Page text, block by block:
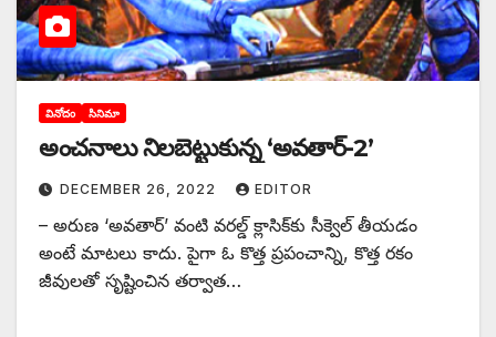
వినోదం సినిమా
అం‌చనాలు నిలబెట్టుకున్న ‘అవతార్‌-2’
DECEMBER 26, 2022 EDITOR
– అరుణ ‘అవతార్‌’ ‌వంటి వరల్డ్ ‌క్లాసిక్‌కు సీక్వెల్‌ ‌తీయడం
అంటే మాటలు కాదు. పైగా ఓ కొత్త ప్రపంచాన్ని, కొత్త రకం
జీవులతో సృష్టించిన తర్వాత…